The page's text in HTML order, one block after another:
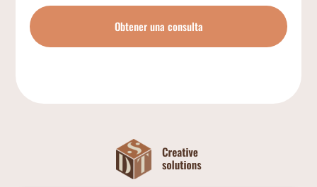
Obtener una consulta